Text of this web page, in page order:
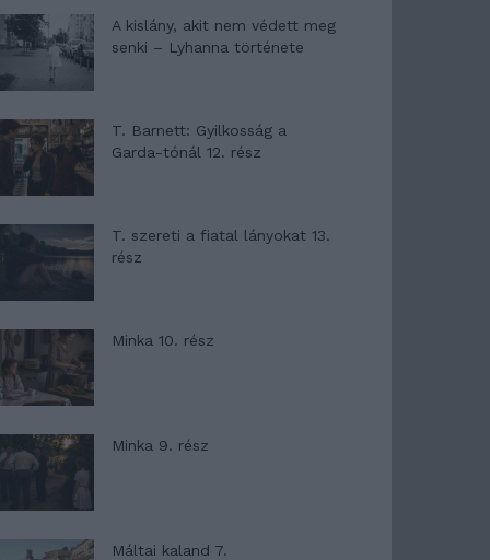
A kislány, akit nem védett meg
senki – Lyhanna története
T. Barnett: Gyilkosság a
Garda-tónál 12. rész
T. szereti a fiatal lányokat 13.
rész
Minka 10. rész
Minka 9. rész
Máltai kaland 7.